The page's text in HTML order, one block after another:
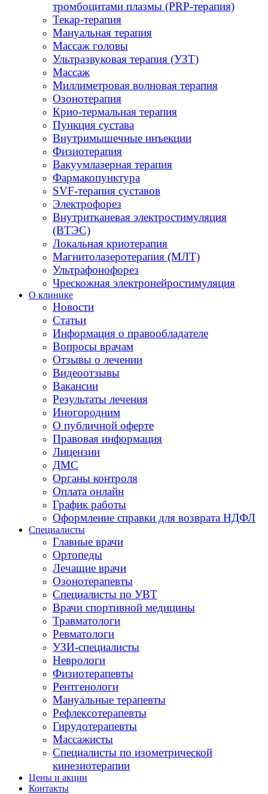
тромбоцитами плазмы (PRP-терапия)
Текар-терапия
Мануальная терапия
Массаж головы
Ультразвуковая терапия (УЗТ)
Массаж
Миллиметровая волновая терапия
Озонотерапия
Крио-термальная терапия
Пункция сустава
Внутримышечные инъекции
Физиотерапия
Вакуумлазерная терапия
Фармакопунктура
SVF-терапия суставов
Электрофорез
Внутритканевая электростимуляция
(ВТЭС)
Локальная криотерапия
Магнитолазеротерапия (МЛТ)
Ультрафонофорез
Чрескожная электронейростимуляция
О клинике
Новости
Статьи
Информация о правообладателе
Вопросы врачам
Отзывы о лечении
Видеоотзывы
Вакансии
Результаты лечения
Иногородним
О публичной оферте
Правовая информация
Лицензии
ДМС
Органы контроля
Оплата онлайн
График работы
Оформление справки для возврата НДФЛ
Специалисты
Главные врачи
Ортопеды
Лечащие врачи
Озонотерапевты
Специалисты по УВТ
Врачи спортивной медицины
Травматологи
Ревматологи
УЗИ-специалисты
Неврологи
Физиотерапевты
Рентгенологи
Мануальные терапевты
Рефлексотерапевты
Гирудотерапевты
Массажисты
Специалисты по изометрической
кинезиотерапии
Цены и акции
Контакты